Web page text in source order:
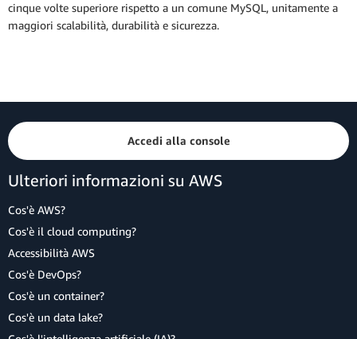
cinque volte superiore rispetto a un comune MySQL, unitamente a
maggiori scalabilità, durabilità e sicurezza.
Accedi alla console
Ulteriori informazioni su AWS
Cos'è AWS?
Cos'è il cloud computing?
Accessibilità AWS
Cos'è DevOps?
Cos'è un container?
Cos'è un data lake?